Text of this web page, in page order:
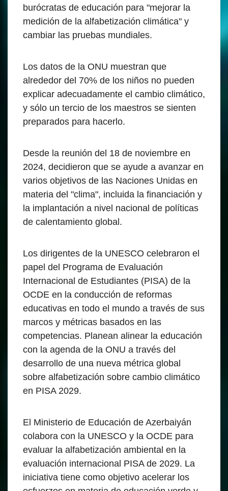
burócratas de educación para "mejorar la
medición de la alfabetización climática" y
cambiar las pruebas mundiales.
Los datos de la ONU muestran que
alrededor del 70% de los niños no pueden
explicar adecuadamente el cambio climático,
y sólo un tercio de los maestros se sienten
preparados para hacerlo.
Desde la reunión del 18 de noviembre en
2024, decidieron que se ayude a avanzar en
varios objetivos de las Naciones Unidas en
materia del "clima", incluida la financiación y
la implantación a nivel nacional de políticas
de calentamiento global.
Los dirigentes de la UNESCO celebraron el
papel del Programa de Evaluación
Internacional de Estudiantes (PISA) de la
OCDE en la conducción de reformas
educativas en todo el mundo a través de sus
marcos y métricas basados en las
competencias. Planean alinear la educación
con la agenda de la ONU a través del
desarrollo de una nueva métrica global
sobre alfabetización sobre cambio climático
en PISA 2029.
El Ministerio de Educación de Azerbaiyán
colabora con la UNESCO y la OCDE para
evaluar la alfabetización ambiental en la
evaluación internacional PISA de 2029. La
iniciativa tiene como objetivo acelerar los